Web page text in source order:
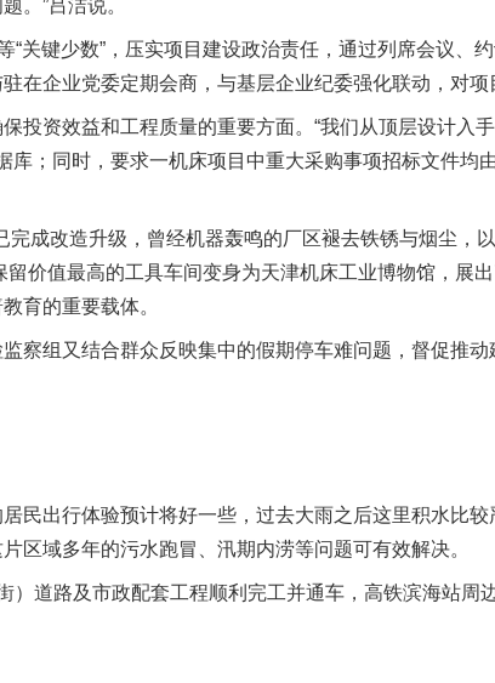
。”吕洁说。
键少数”，压实项目建设政治责任，通过列席会议、约
在企业党委定期会商，与基层企业纪委强化联动，对项
资效益和工程质量的重要方面。“我们从顶层设计入
库；同时，要求一机床项目中重大采购事项招标文件均
改造升级，曾经机器轰鸣的厂区褪去铁锈与烟尘，
留价值最高的工具车间变身为天津机床工业博物馆，展
育的重要载体。
组又结合群众反映集中的假期停车难问题，督促推动
出行体验预计将好一些，过去大雨之后这里积水比较
区域多年的污水跑冒、汛期内涝等问题可有效解决。
路及市政配套工程顺利完工并通车，高铁滨海站周